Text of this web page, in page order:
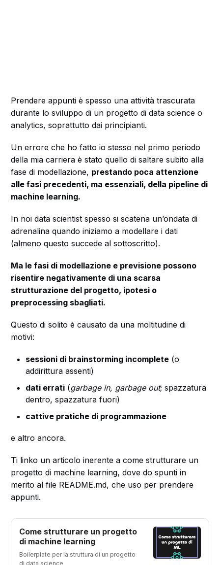
Prendere appunti è spesso una attività trascurata
durante lo sviluppo di un progetto di data science o
analytics, soprattutto dai principianti.
Un errore che ho fatto io stesso nel primo periodo
della mia carriera è stato quello di saltare subito alla
fase di modellazione, prestando poca attenzione
alle fasi precedenti, ma essenziali, della pipeline di
machine learning.
In noi data scientist spesso si scatena un’ondata di
adrenalina quando iniziamo a modellare i dati
(almeno questo succede al sottoscritto).
Ma le fasi di modellazione e previsione possono
risentire negativamente di una scarsa
strutturazione del progetto, ipotesi o
preprocessing sbagliati.
Questo di solito è causato da una moltitudine di
motivi:
sessioni di brainstorming incomplete (o
addirittura assenti)
dati errati (garbage in, garbage out; spazzatura
dentro, spazzatura fuori)
cattive pratiche di programmazione
e altro ancora.
Ti linko un articolo inerente a come strutturare un
progetto di machine learning, dove do spunti in
merito al file README.md, che uso per prendere
appunti.
Come strutturare un progetto
di machine learning
Boilerplate per la struttura di un progetto
di data science